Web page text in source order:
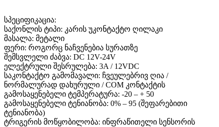
სპეციფიკაცია:
საქონლის ტიპი: კარის უკონტაქტო ღილაკი
მასალა: მეტალი
ფერი: როგორც ნაჩვენებია სურათზე
შემსვლელი ძაბვა: DC 12V-24V
ელექტრული შესრულება: 3A / 12VDC
საკონტაქტო გამომავალი: ჩვეულებრივ ღია /
ნორმალურად დახურული / COM კონტაქტის
გამოსაყენებელი ტემპერატურა: -20 – + 50
გამოსაყენებელი ტენიანობა: 0% – 95 (შეფარებითი
ტენიანობა)
ტრიგერის მოწყობილობა: ინფრაწითელი სენსორის